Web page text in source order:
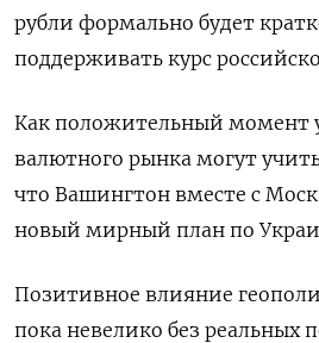
рубли формально будет
поддерживать курс
Как положительный момент
валютного рынка могут
что Вашингтон вместе с
новый мирный план по
Позитивное влияние
пока невелико без реальных